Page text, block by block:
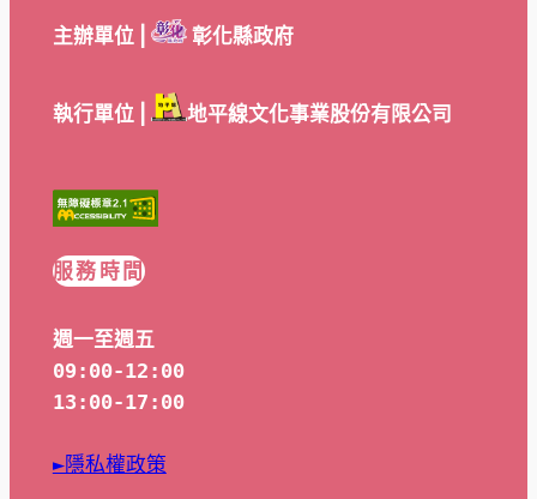
主辦單位 | 彰化縣政府
執行單位 | 地平線文化事業股份有限公司
服務時間
週一至週五
09:00-12:00
13:00-17:00
►隱私權政策